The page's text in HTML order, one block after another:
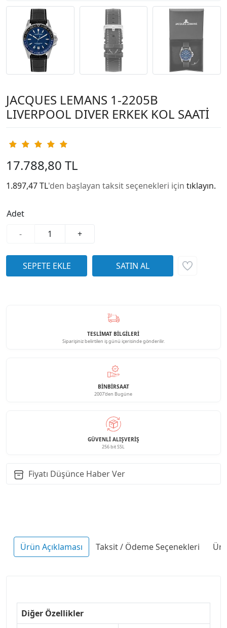
JACQUES LEMANS 1-2205B
LIVERPOOL DIVER ERKEK KOL SAATİ
17.788,80 TL
1.897,47 TL'den başlayan taksit seçenekleri için tıklayın.
Adet
-
+
TESLİMAT BİLGİLERİ
Siparişiniz belirtilen iş günü içerisinde gönderilir.
BINBIRSAAT
2007'den Bugüne
GÜVENLI ALIŞVERIŞ
256 bit SSL
Fiyatı Düşünce Haber Ver
Ürün Açıklaması Taksit / Ödeme Seçenekleri
Diğer Özellikler